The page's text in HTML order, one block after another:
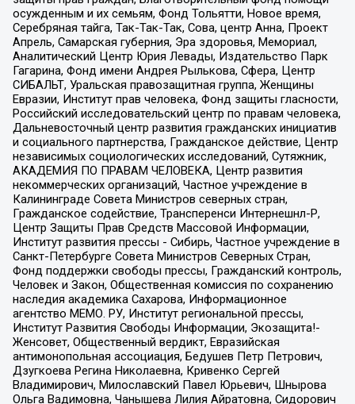
осужденным и их семьям, Фонд Тольятти, Новое время,
Серебряная тайга, Так-Так-Так, Сова, центр Анна, Проект
Апрель, Самарская губерния, Эра здоровья, Мемориал,
Аналитический Центр Юрия Левады, Издательство Парк
Гагарина, Фонд имени Андрея Рылькова, Сфера, Центр
СИБАЛЬТ, Уральская правозащитная группа, Женщины
Евразии, Институт прав человека, Фонд защиты гласности,
Российский исследовательский центр по правам человека,
Дальневосточный центр развития гражданских инициатив
и социального партнерства, Гражданское действие, Центр
независимых социологических исследований, Сутяжник,
АКАДЕМИЯ ПО ПРАВАМ ЧЕЛОВЕКА, Центр развития
некоммерческих организаций, Частное учреждение в
Калининграде Совета Министров северных стран,
Гражданское содействие, Трансперенси Интернешнл-Р,
Центр Защиты Прав Средств Массовой Информации,
Институт развития прессы - Сибирь, Частное учреждение в
Санкт-Петербурге Совета Министров Северных Стран,
Фонд поддержки свободы прессы, Гражданский контроль,
Человек и Закон, Общественная комиссия по сохранению
наследия академика Сахарова, Информационное
агентство МЕМО. РУ, Институт региональной прессы,
Институт Развития Свободы Информации, Экозащита!-
Женсовет, Общественный вердикт, Евразийская
антимонопольная ассоциация, Бедушев Петр Петрович,
Дзугкоева Регина Николаевна, Кривенко Сергей
Владимирович, Милославский Павел Юрьевич, Шнырова
Ольга Вадимовна, Чанышева Лилия Айратовна, Сидорович